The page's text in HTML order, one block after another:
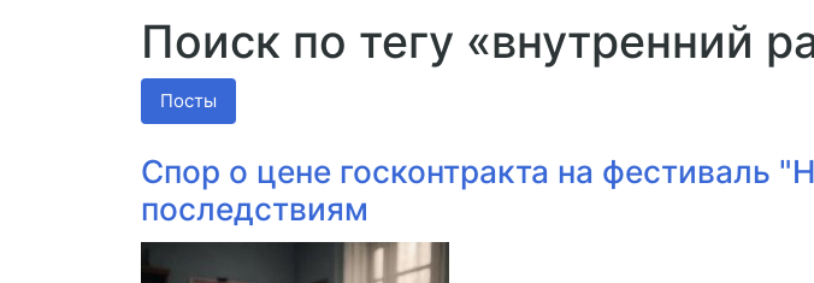
Поиск по тегу «внутренний
Посты
Спор о цене госконтракта на фестиваль
последствиям